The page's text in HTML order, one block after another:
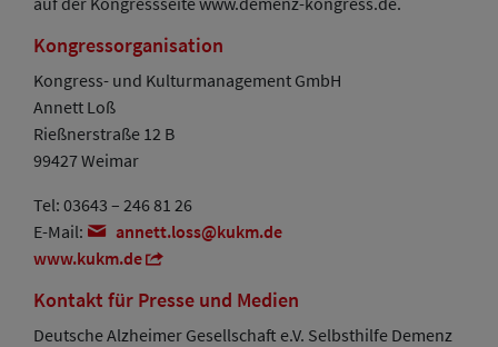
Kongressorganisation
Kongress- und Kulturmanagement GmbH
Annett Loß
Rießnerstraße 12 B
99427 Weimar
Tel: 03643 – 246 81 26
E-Mail:
annett.loss kukm de
www.kukm.de
Kontakt für Presse und Medien
Deutsche Alzheimer Gesellschaft e.V. Selbsthilfe Demenz